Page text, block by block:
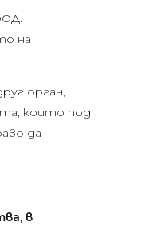
на
орган,
които под
да
в